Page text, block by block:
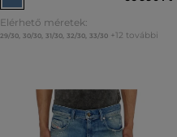
Elérhető méretek:
29/30, 30/30, 31/30, 32/30, 33/30 +12 további